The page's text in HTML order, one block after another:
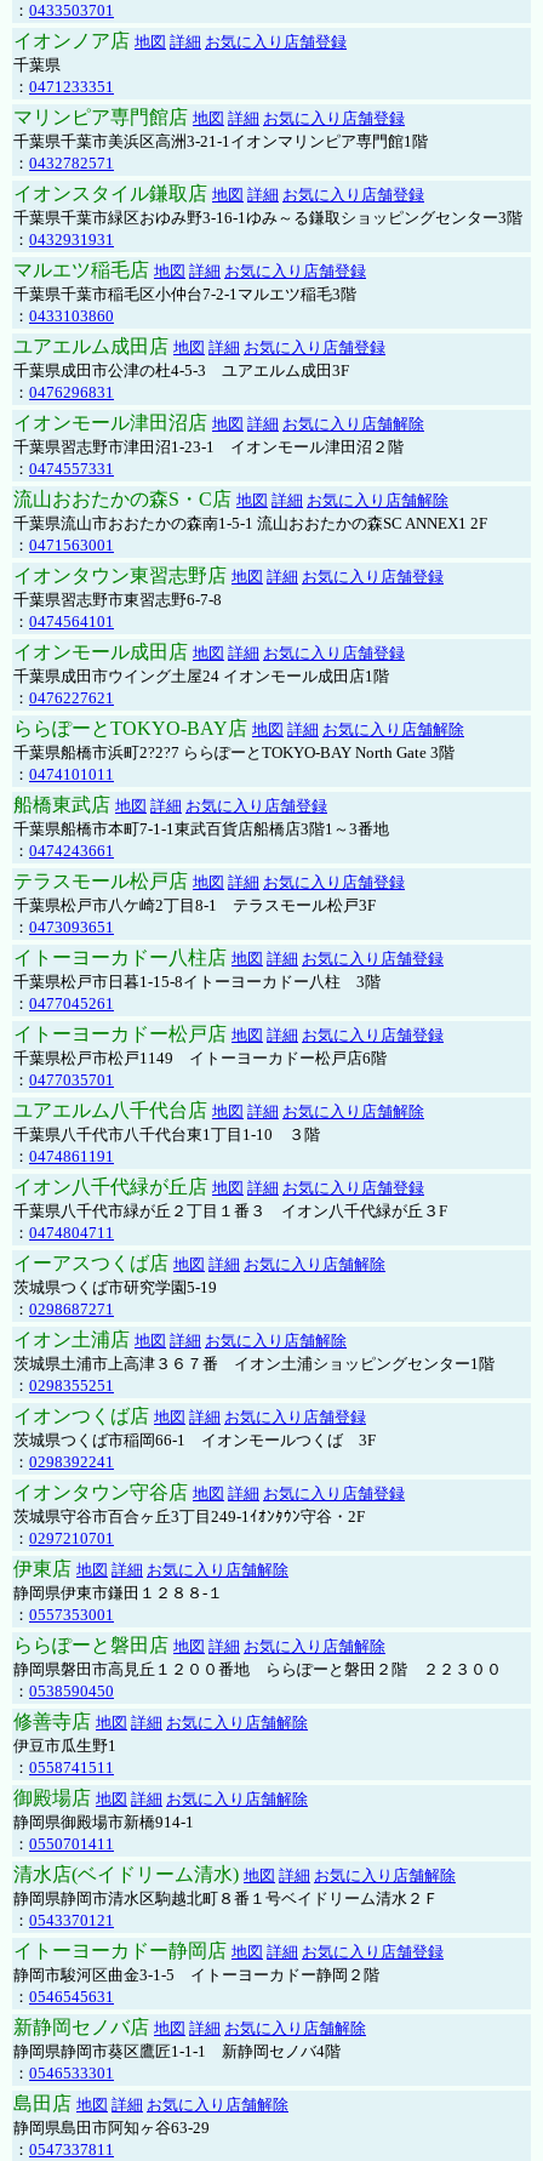
： 0433503701
イオンノア店 地図 詳細 お気に入り店舗登録
千葉県
： 0471233351
マリンピア専門館店 地図 詳細 お気に入り店舗登録
千葉県千葉市美浜区高洲3-21-1イオンマリンピア専門館1階
： 0432782571
イオンスタイル鎌取店 地図 詳細 お気に入り店舗登録
千葉県千葉市緑区おゆみ野3-16-1ゆみ～る鎌取ショッピングセンター3階
： 0432931931
マルエツ稲毛店 地図 詳細 お気に入り店舗登録
千葉県千葉市稲毛区小仲台7-2-1マルエツ稲毛3階
： 0433103860
ユアエルム成田店 地図 詳細 お気に入り店舗登録
千葉県成田市公津の杜4-5-3 ユアエルム成田3F
： 0476296831
イオンモール津田沼店 地図 詳細 お気に入り店舗解除
千葉県習志野市津田沼1-23-1 イオンモール津田沼２階
： 0474557331
流山おおたかの森S・C店 地図 詳細 お気に入り店舗解除
千葉県流山市おおたかの森南1-5-1 流山おおたかの森SC ANNEX1 2F
： 0471563001
イオンタウン東習志野店 地図 詳細 お気に入り店舗登録
千葉県習志野市東習志野6-7-8
： 0474564101
イオンモール成田店 地図 詳細 お気に入り店舗登録
千葉県成田市ウイング土屋24 イオンモール成田店1階
： 0476227621
ららぽーとTOKYO-BAY店 地図 詳細 お気に入り店舗解除
千葉県船橋市浜町2?2?7 ららぽーとTOKYO-BAY North Gate 3階
： 0474101011
船橋東武店 地図 詳細 お気に入り店舗登録
千葉県船橋市本町7-1-1東武百貨店船橋店3階1～3番地
： 0474243661
テラスモール松戸店 地図 詳細 お気に入り店舗登録
千葉県松戸市八ケ崎2丁目8-1 テラスモール松戸3F
： 0473093651
イトーヨーカドー八柱店 地図 詳細 お気に入り店舗登録
千葉県松戸市日暮1-15-8イトーヨーカドー八柱 3階
： 0477045261
イトーヨーカドー松戸店 地図 詳細 お気に入り店舗登録
千葉県松戸市松戸1149 イトーヨーカドー松戸店6階
： 0477035701
ユアエルム八千代台店 地図 詳細 お気に入り店舗解除
千葉県八千代市八千代台東1丁目1-10 ３階
： 0474861191
イオン八千代緑が丘店 地図 詳細 お気に入り店舗登録
千葉県八千代市緑が丘２丁目１番３ イオン八千代緑が丘３F
： 0474804711
イーアスつくば店 地図 詳細 お気に入り店舗解除
茨城県つくば市研究学園5-19
： 0298687271
イオン土浦店 地図 詳細 お気に入り店舗解除
茨城県土浦市上高津３６７番 イオン土浦ショッピングセンター1階
： 0298355251
イオンつくば店 地図 詳細 お気に入り店舗登録
茨城県つくば市稲岡66-1 イオンモールつくば 3F
： 0298392241
イオンタウン守谷店 地図 詳細 お気に入り店舗登録
茨城県守谷市百合ヶ丘3丁目249-1ｲｵﾝﾀｳﾝ守谷・2F
： 0297210701
伊東店 地図 詳細 お気に入り店舗解除
静岡県伊東市鎌田１２８８-１
： 0557353001
ららぽーと磐田店 地図 詳細 お気に入り店舗解除
静岡県磐田市高見丘１２００番地 ららぽーと磐田２階 ２２３００
： 0538590450
修善寺店 地図 詳細 お気に入り店舗解除
伊豆市瓜生野1
： 0558741511
御殿場店 地図 詳細 お気に入り店舗解除
静岡県御殿場市新橋914-1
： 0550701411
清水店(ベイドリーム清水) 地図 詳細 お気に入り店舗解除
静岡県静岡市清水区駒越北町８番１号ベイドリーム清水２Ｆ
： 0543370121
イトーヨーカドー静岡店 地図 詳細 お気に入り店舗登録
静岡市駿河区曲金3-1-5 イトーヨーカドー静岡２階
： 0546545631
新静岡セノバ店 地図 詳細 お気に入り店舗解除
静岡県静岡市葵区鷹匠1-1-1 新静岡セノバ4階
： 0546533301
島田店 地図 詳細 お気に入り店舗解除
静岡県島田市阿知ヶ谷63-29
： 0547337811